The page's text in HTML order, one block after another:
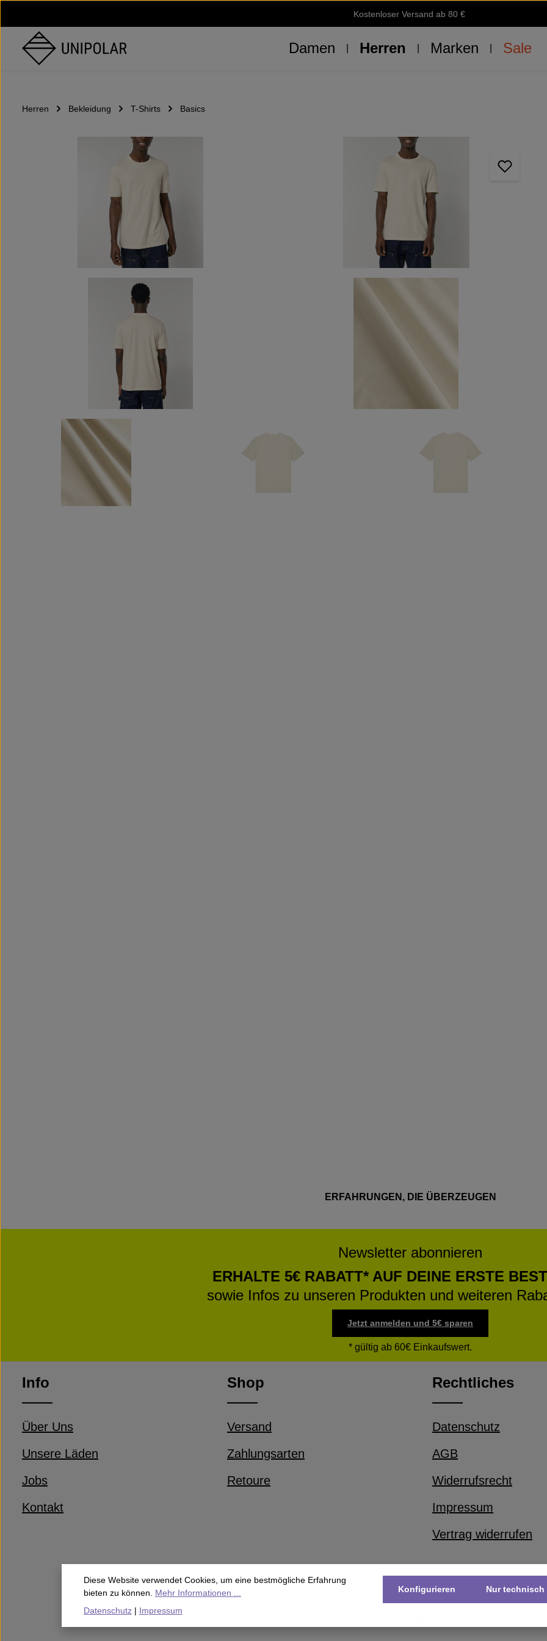
Kostenloser Versand ab 80 €
Damen Herren Marken Sale
Herren Bekleidung T-Shirts Basics
ERFAHRUNGEN, DIE ÜBERZEUGEN
Newsletter abonnieren
ERHALTE 5€ RABATT* AUF DEINE ERSTE
sowie Infos zu unseren Produkten und weiteren
Jetzt anmelden und 5€ sparen
* gültig ab 60€ Einkaufswert.
Info
Über Uns
Unsere Läden
Jobs
Kontakt
Shop
Versand
Zahlungsarten
Retoure
Rechtliches
Datenschutz
AGB
Widerrufsrecht
Impressum
Vertrag widerrufen
Diese Website verwendet Cookies, um eine bestmögliche Erfahrung
bieten zu können. Mehr Informationen ...
Datenschutz| Impressum
Nur
Konfigurieren